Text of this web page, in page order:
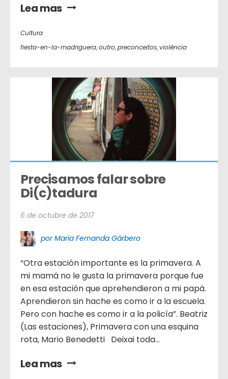
Lea mas
Cultura
fiesta-en-la-madriguera,outro,preconceitos,violência
Precisamos falar sobre
Di(c)tadura
6 de octubre de 2017
por Maria Fernanda Gárbero
“Otra estación importante es la primavera. A
mi mamá no le gusta la primavera porque fue
en esa estación que aprehendieron a mi papá.
Aprendieron sin hache es como ir a la escuela.
Pero con hache es como ir a la policía”. Beatriz
(Las estaciones), Primavera con una esquina
rota, Mario Benedetti Deixai toda...
Lea mas